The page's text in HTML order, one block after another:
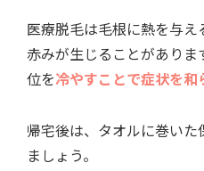
医療脱毛は毛根に熱を与
赤みが生じることがあり
位を冷やすことで症状を和
帰宅後は、タオルに巻い
ましょう。